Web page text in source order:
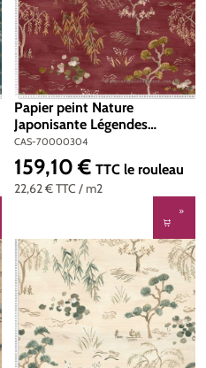
Papier peint Nature
Japonisante Légendes
bordeaux - Légendes de
Casamance | Réf. CAS-
70000304
CAS-70000304
22,62 €TTC / m2
Prix régulier :
159,10 € TTC le rouleau